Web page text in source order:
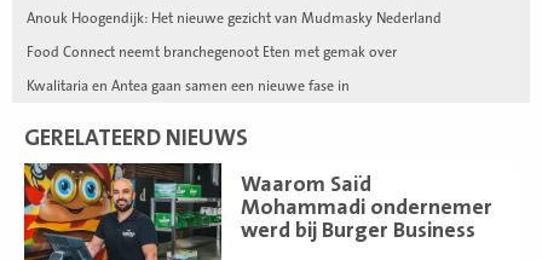
Anouk Hoogendijk: Het nieuwe gezicht van Mudmasky Nederland
Food Connect neemt branchegenoot Eten met gemak over
Kwalitaria en Antea gaan samen een nieuwe fase in
GERELATEERD NIEUWS
Waarom Saïd
Mohammadi ondernemer
werd bij Burger Business
Lees
meer